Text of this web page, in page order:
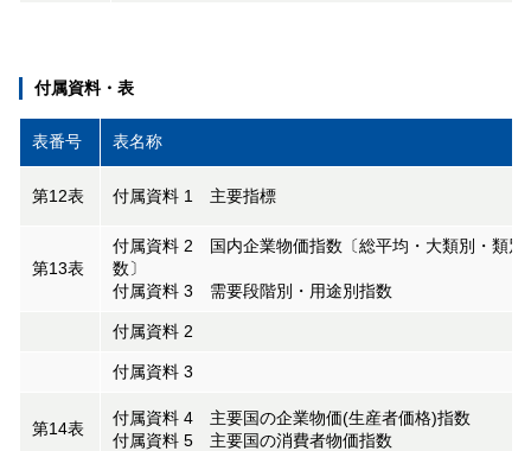
付属資料・表
表番号 表名称
第12表 付属資料 1 主要指標
第13表
付属資料 2 国内企業物価指数〔総平均・大類別・類別
数〕
付属資料 3 需要段階別・用途別指数
付属資料 2
付属資料 3
第14表
付属資料 4 主要国の企業物価(生産者価格)指数
付属資料 5 主要国の消費者物価指数